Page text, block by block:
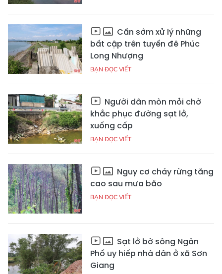
Cần sớm xử lý những
bất cập trên tuyến đê Phúc
Long Nhượng
BẠN ĐỌC VIẾT
Người dân mòn mỏi chờ
khắc phục đường sạt lở,
xuống cấp
BẠN ĐỌC VIẾT
Nguy cơ cháy rừng tăng
cao sau mưa bão
BẠN ĐỌC VIẾT
Sạt lở bờ sông Ngàn
Phố uy hiếp nhà dân ở xã Sơn
Giang